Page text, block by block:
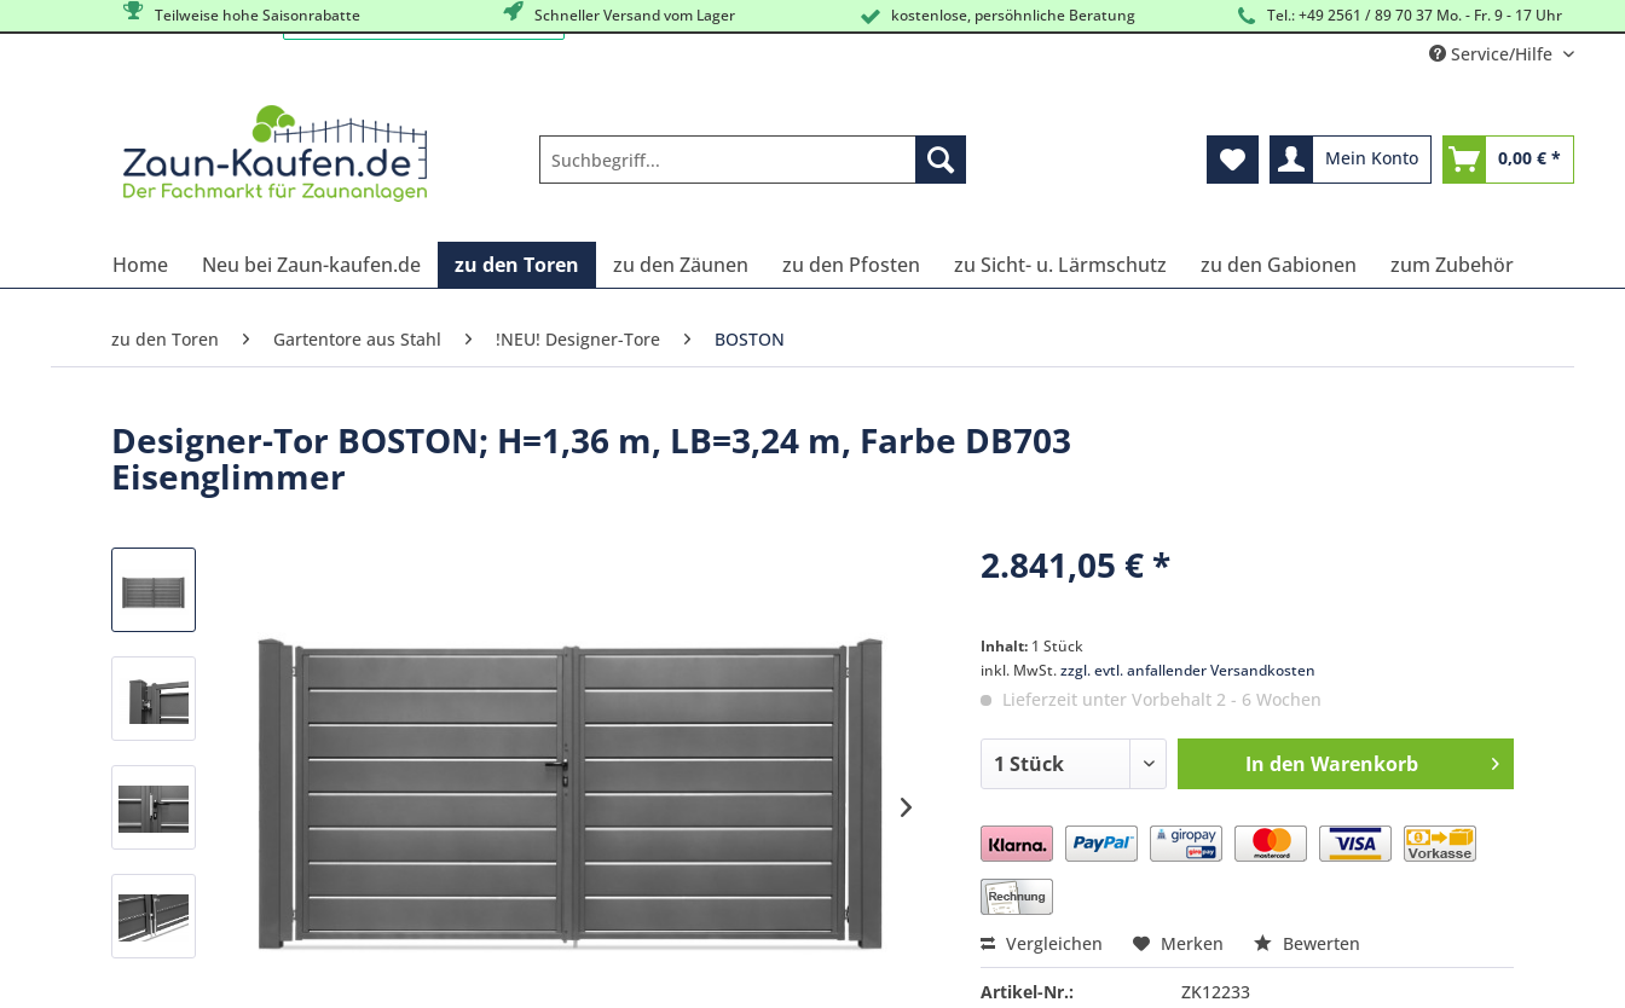
Teilweise hohe Saisonrabatte Schneller Versand vom Lager kostenlose, persöhnliche Beratung Tel.: +49 2561 / 89 70 37 Mo. - Fr. 9 - 17 Uhr
Service/Hilfe
Mein Konto 0,00 € *
Home Neu bei Zaun-kaufen.de zu den Toren zu den Zäunen zu den Pfosten zu Sicht- u. Lärmschutz zu den Gabionen zum Zubehör
zu den Toren Gartentore aus Stahl !NEU! Designer-Tore BOSTON
Designer-Tor BOSTON; H=1,36 m, LB=3,24 m, Farbe DB703
Eisenglimmer
2.841,05 € *
Inhalt: 1 Stück
inkl. MwSt.zzgl. evtl. anfallender Versandkosten
Lieferzeit unter Vorbehalt 2 - 6 Wochen
In den Warenkorb
Preis anfragen
Vergleichen Merken Bewerten
Artikel-Nr.:
ZK12233